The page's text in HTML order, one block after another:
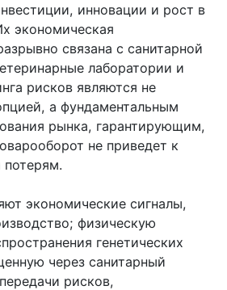
инновации и рост в
экономическая
связана с санитарной
лаборатории и
рисков являются не
а фундаментальным
рынка, гарантирующим,
не приведет к
потерям.
экономические сигналы,
физическую
генетических
через санитарный
рисков,